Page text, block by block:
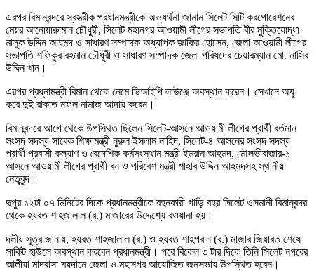
এরপর বিমানবন্দরে স্বস্ত্রীক প্রধানমন্ত্রীকে অভ্যর্থনা জানান সিলেট সিটি করপোরেশনের
মেয়র আনোয়ারুামান চৌধুরী, সিলেট মহানগর আওয়ামী লীগের সভাপতি বীর মুক্তিযোদ্ধা
মাসুক উদ্দিন আহমদ ও সাধারণ সম্পাদক অধ্যাপক জাকির হোসেন, জেলা আওয়ামী লীগের
সভাপতি শফিকুর রহমান চৌধুরী ও সাধারণ সম্পাদক জেলা পরিষদের চেয়ারম্যান মো. নাসির
উদ্দিন খান।
এরপর প্রধ্নামন্ত্রী বিমান থেকে নেমে ভিআইপি লাউঞ্জে অবস্থান করেন। সেখানে অযু
করে দুই রাকাত নফল নামাজ আদায় করেন।
বিমানবন্দরে আগে থেকে উপস্থিত ছিলেন সিলেট-আসনে আওয়ামী লীগের প্রার্থী বর্তমান
সংসদ সদস্য সাবেক শিক্ষামন্ত্রী নুরুল ইসলাম নাহিদ, সিলেট-৪ আসনের সংসদ সদস্য
প্রার্থী প্রবাসী কল্যাণ ও বৈদেশিক কর্মসংস্থান মন্ত্রী ইমরান আহমদ, মৌলভীবাজার-১
আসনে আওয়ামী লীগের প্রার্থী বন ও পরিবেশ মন্ত্রী শাহাব উদ্দিন আহমদসহ স্থানীয়
নেতৃবৃন্দ।
দুপুর ১২টা ০৭ মিনিটের দিকে প্রধানমন্ত্রীকে বহনকারী গাড়ি বহর সিলেট ওসমানী বিমানবন্দর
থেকে হযরত শাহজালাল (র.) মাজারের উদ্দেশ্যে রওয়ানা হয়।
দলীয় সূত্র জানায়, হযরত শাহজালাল (র.) ও হযরত শাহপরান (র.) মাজার জিয়ারত শেষে
সার্কিট হাউসে অবস্থান করবেন প্রধানমন্ত্রী। পরে বিকেল ৩ টার দিকে তিনি সিলেট নগরের
আলীয়া মাদরাসা ময়দানে জেলা ও মহানগর আয়োজিত জনসভায় উপস্থিত হবেন।